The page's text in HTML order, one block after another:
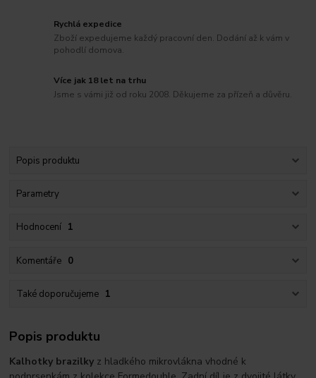
Rychlá expedice
Zboží expedujeme každý pracovní den. Dodání až k vám v
pohodlí domova.
Více jak 18 let na trhu
Jsme s vámi již od roku 2008. Děkujeme za přízeň a důvěru.
Popis produktu
Parametry
Hodnocení 1
Komentáře 0
Také doporučujeme 1
Popis produktu
Kalhotky brazilky z hladkého mikrovlákna vhodné k